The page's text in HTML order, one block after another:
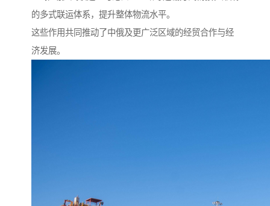
的多式联运体系，提升整体物流水平。
这些作用共同推动了中俄及更广泛区域的经贸合作与经
济发展。